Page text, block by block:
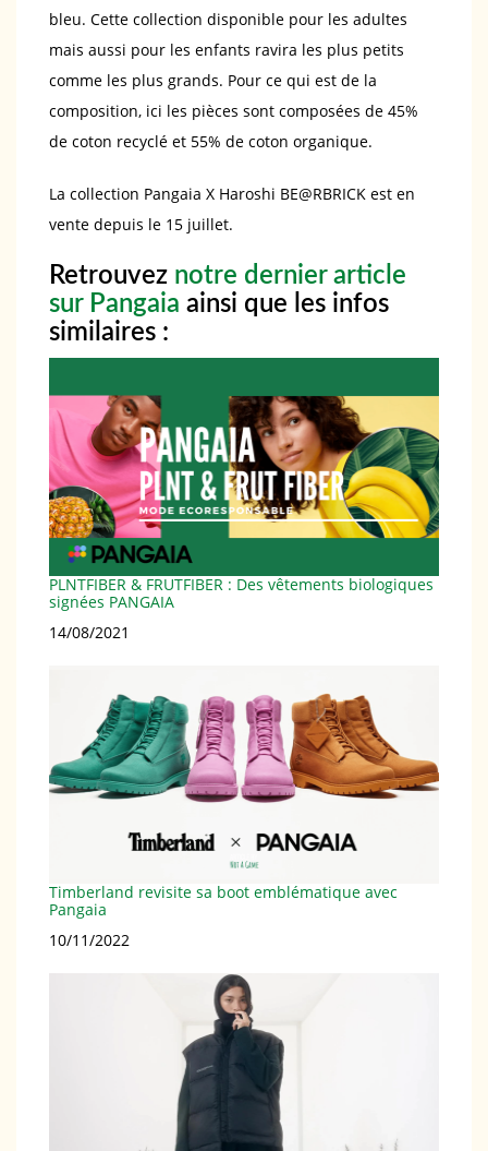
bleu. Cette collection disponible pour les adultes
mais aussi pour les enfants ravira les plus petits
comme les plus grands. Pour ce qui est de la
composition, ici les pièces sont composées de 45%
de coton recyclé et 55% de coton organique.
La collection Pangaia X Haroshi BE@RBRICK est en
vente depuis le 15 juillet.
Retrouvez notre dernier article
sur Pangaia ainsi que les infos
similaires :
PLNTFIBER & FRUTFIBER : Des vêtements biologiques
signées PANGAIA
Date
14/08/2021
Timberland revisite sa boot emblématique avec
Pangaia
Date
10/11/2022